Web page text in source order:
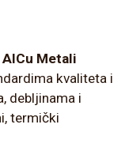
AlCu Metali
kvaliteta i
debljinama i
termički